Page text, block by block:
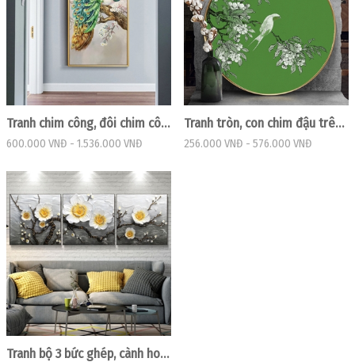
Tranh chim công, đôi chim công hạnh phúc
600.000 VNĐ - 1.536.000 VNĐ
Tranh tròn, con chim đậu trên cành hoa trắng
256.000 VNĐ - 576.000 VNĐ
Tranh bộ 3 bức ghép, cành hoa đang nở